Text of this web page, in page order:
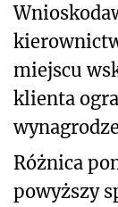
miejscu
klienta
Różnica
powyższy